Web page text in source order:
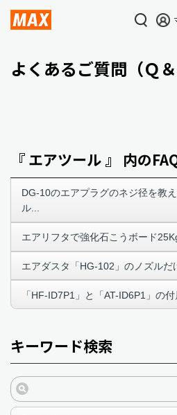
よくあるご質問（Ｑ＆
『 エアツール 』 内の
DG-10のエアプラグのネジ径を教
ル...
エアリフタで強化石こうボード
エアダスタ「HG-102」のノズルだ
「HF-ID7P1」と「AT-ID6P1」の付
キーワード検索